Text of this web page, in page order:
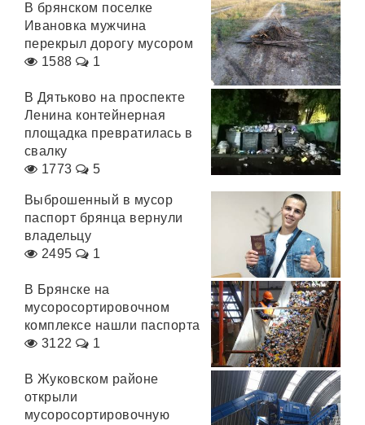
В брянском поселке
Ивановка мужчина
перекрыл дорогу мусором
1588
1
В Дятьково на проспекте
Ленина контейнерная
площадка превратилась в
свалку
1773
5
Выброшенный в мусор
паспорт брянца вернули
владельцу
2495
1
В Брянске на
мусоросортировочном
комплексе нашли паспорта
3122
1
В Жуковском районе
открыли
мусоросортировочную